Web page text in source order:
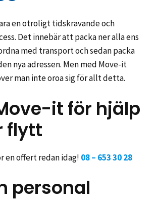
en otroligt tidskrävande och
Det innebär att packa ner alla ens
med transport och sedan packa
nya adressen. Men med Move-it
man inte oroa sig för allt detta.
it för hjälp
flytt
en offert redan idag! 08 – 653 30 28
personal